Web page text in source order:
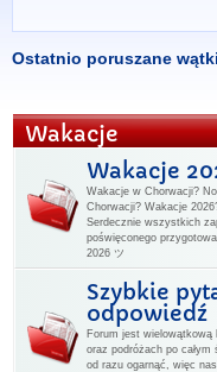
Ostatnio poruszane wątki
Wakacje
Wakacje
Wakacje w Chorwacji?
Chorwacji? Wakacje
Serdecznie wszystkich
poświęconego
2026 ツ
Szybkie
odpowiedź
Forum jest wielowątkową
oraz podróżach po
od razu ogarnąć, więc